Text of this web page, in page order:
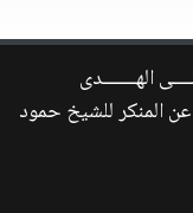
الهـــــــدى
عن المنكر للشيخ حمود